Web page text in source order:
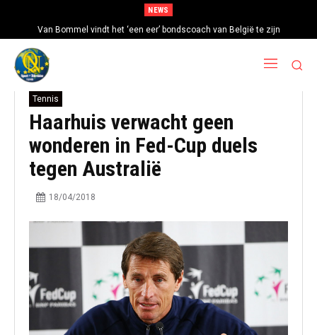
NEWS
Van Bommel vindt het ‘een eer’ bondscoach van België te zijn
Tennis
Haarhuis verwacht geen
wonderen in Fed-Cup duels
tegen Australië
18/04/2018